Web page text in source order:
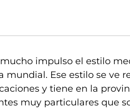
mucho impulso el estilo
Ese estilo se ve
y tiene en la
muy particulares que